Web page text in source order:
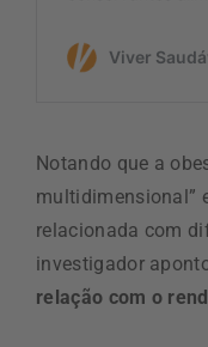
Notando que a
multidimensional”
relacionada com
investigador
relação com o